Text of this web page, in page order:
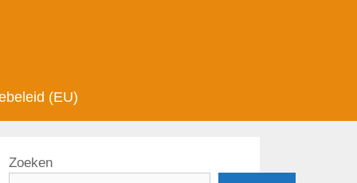
(EU)
Zoeken